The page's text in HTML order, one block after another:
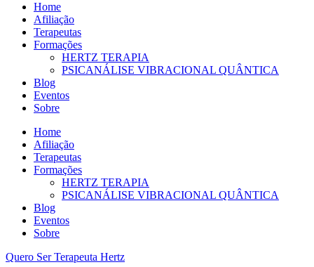
Home
Afiliação
Terapeutas
Formações
HERTZ TERAPIA
PSICANÁLISE VIBRACIONAL QUÂNTICA
Blog
Eventos
Sobre
Home
Afiliação
Terapeutas
Formações
HERTZ TERAPIA
PSICANÁLISE VIBRACIONAL QUÂNTICA
Blog
Eventos
Sobre
Quero Ser Terapeuta Hertz